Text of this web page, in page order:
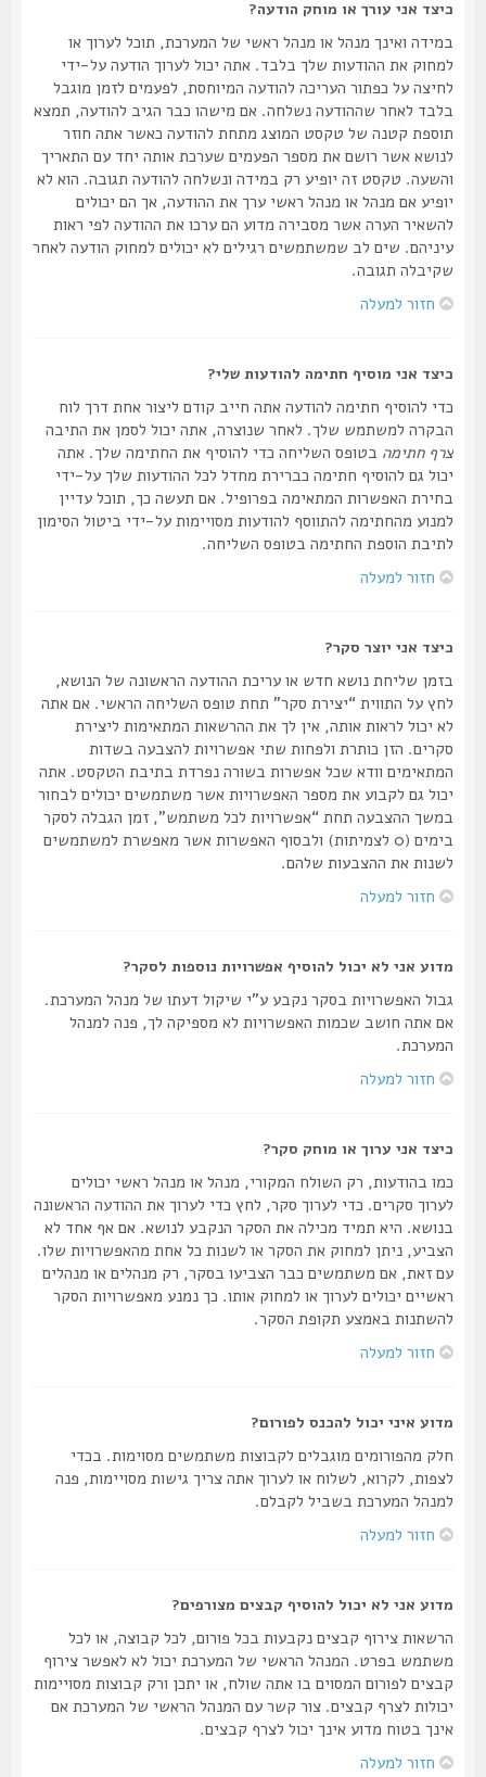
כיצד אני עורך או מוחק הודעה?
במידה ואינך מנהל או מנהל ראשי של המערכת, תוכל לערוך או
למחוק את ההודעות שלך בלבד. אתה יכול לערוך הודעה על-ידי
לחיצה על כפתור העריכה להודעה המיוחסת, לפעמים לזמן מוגבל
בלבד לאחר שההודעה נשלחה. אם מישהו כבר הגיב להודעה, תמצא
תוספת קטנה של טקסט המוצג מתחת להודעה כאשר אתה חוזר
לנושא אשר רושם את מספר הפעמים שערכת אותה יחד עם התאריך
והשעה. טקסט זה יופיע רק במידה ונשלחה להודעה תגובה. הוא לא
יופיע אם מנהל או מנהל ראשי ערך את ההודעה, אך הם יכולים
להשאיר הערה אשר מסבירה מדוע הם ערכו את ההודעה לפי ראות
עיניהם. שים לב שמשתמשים רגילים לא יכולים למחוק הודעה לאחר
שקיבלה תגובה.
חזור למעלה
כיצד אני מוסיף חתימה להודעות שלי?
כדי להוסיף חתימה להודעה אתה חייב קודם ליצור אחת דרך לוח
הבקרה למשתמש שלך. לאחר שנוצרה, אתה יכול לסמן את התיבה
צרף חתימהבטופס השליחה כדי להוסיף את החתימה שלך. אתה
יכול גם להוסיף חתימה כברירת מחדל לכל ההודעות שלך על-ידי
בחירת האפשרות המתאימה בפרופיל. אם תעשה כך, תוכל עדיין
למנוע מהחתימה להתווסף להודעות מסויימות על-ידי ביטול הסימון
לתיבת הוספת החתימה בטופס השליחה.
חזור למעלה
כיצד אני יוצר סקר?
בזמן שליחת נושא חדש או עריכת ההודעה הראשונה של הנושא,
לחץ על התווית “יצירת סקר” תחת טופס השליחה הראשי. אם אתה
לא יכול לראות אותה, אין לך את ההרשאות המתאימות ליצירת
סקרים. הזן כותרת ולפחות שתי אפשרויות להצבעה בשדות
המתאימים וודא שכל אפשרות בשורה נפרדת בתיבת הטקסט. אתה
יכול גם לקבוע את מספר האפשרויות אשר משתמשים יכולים לבחור
במשך ההצבעה תחת “אפשרויות לכל משתמש”, זמן הגבלה לסקר
בימים (0 לצמיתות) ולבסוף האפשרות אשר מאפשרת למשתמשים
לשנות את ההצבעות שלהם.
חזור למעלה
מדוע אני לא יכול להוסיף אפשרויות נוספות לסקר?
גבול האפשרויות בסקר נקבע ע"י שיקול דעתו של מנהל המערכת.
אם אתה חושב שכמות האפשרויות לא מספיקה לך, פנה למנהל
המערכת.
חזור למעלה
כיצד אני ערוך או מוחק סקר?
כמו בהודעות, רק השולח המקורי, מנהל או מנהל ראשי יכולים
לערוך סקרים. כדי לערוך סקר, לחץ כדי לערוך את ההודעה הראשונה
בנושא. היא תמיד מכילה את הסקר הנקבע לנושא. אם אף אחד לא
הצביע, ניתן למחוק את הסקר או לשנות כל אחת מהאפשרויות שלו.
עם זאת, אם משתמשים כבר הצביעו בסקר, רק מנהלים או מנהלים
ראשיים יכולים לערוך או למחוק אותו. כך נמנע מאפשרויות הסקר
להשתנות באמצע תקופת הסקר.
חזור למעלה
מדוע איני יכול להכנס לפורום?
חלק מהפורומים מוגבלים לקבוצות משתמשים מסוימות. בכדי
לצפות, לקרוא, לשלוח או לערוך אתה צריך גישות מסויימות, פנה
למנהל המערכת בשביל לקבלם.
חזור למעלה
מדוע אני לא יכול להוסיף קבצים מצורפים?
הרשאות צירוף קבצים נקבעות בכל פורום, לכל קבוצה, או לכל
משתמש בפרט. המנהל הראשי של המערכת יכול לא לאפשר צירוף
קבצים לפורום המסוים בו אתה שולח, או יתכן ורק קבוצות מסויימות
יכולות לצרף קבצים. צור קשר עם המנהל הראשי של המערכת אם
אינך בטוח מדוע אינך יכול לצרף קבצים.
חזור למעלה